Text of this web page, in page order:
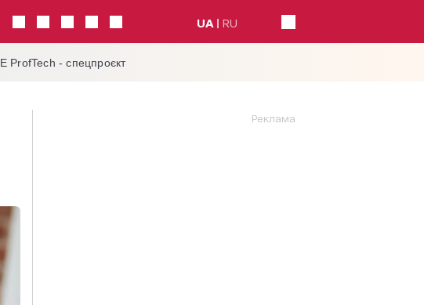
UA RU
ProfTech - спецпроєкт
Реклама